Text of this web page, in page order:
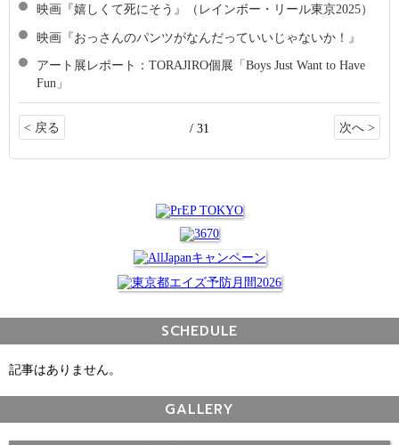
映画『嬉しくて死にそう』（レインボー・リール東京2025）
映画『おっさんのパンツがなんだっていいじゃないか！』
アート展レポート：TORAJIRO個展「Boys Just Want to Have
Fun」
< 戻る / 31 次へ >
SCHEDULE
記事はありません。
GALLERY